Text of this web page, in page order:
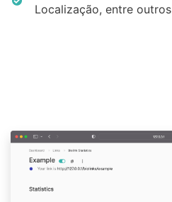
Localização, entre outros